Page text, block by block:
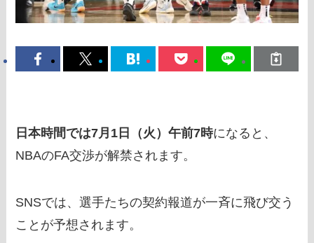
日本時間では7月1日（火）午前7時になると、
NBAのFA交渉が解禁されます。
SNSでは、選手たちの契約報道が一斉に飛び交う
ことが予想されます。